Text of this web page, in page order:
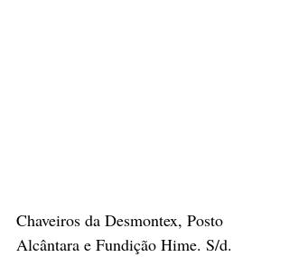
Chaveiros da Desmontex, Posto
Alcântara e Fundição Hime. S/d.